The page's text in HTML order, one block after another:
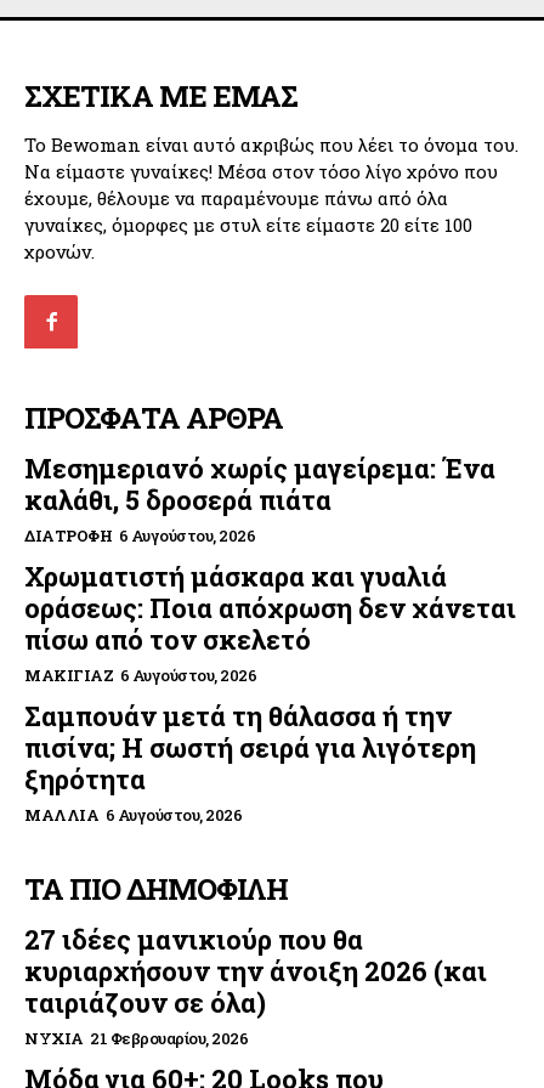
ΣΧΕΤΙΚΑ ΜΕ ΕΜΑΣ
Το Bewoman είναι αυτό ακριβώς που λέει το όνομα του.
Να είμαστε γυναίκες! Μέσα στον τόσο λίγο χρόνο που
έχουμε, θέλουμε να παραμένουμε πάνω από όλα
γυναίκες, όμορφες με στυλ είτε είμαστε 20 είτε 100
χρονών.
ΠΡΟΣΦΑΤΑ ΑΡΘΡΑ
Μεσημεριανό χωρίς μαγείρεμα: Ένα
καλάθι, 5 δροσερά πιάτα
ΔΙΑΤΡΟΦΉ 6 Αυγούστου, 2026
Χρωματιστή μάσκαρα και γυαλιά
οράσεως: Ποια απόχρωση δεν χάνεται
πίσω από τον σκελετό
ΜΑΚΙΓΙΆΖ 6 Αυγούστου, 2026
Σαμπουάν μετά τη θάλασσα ή την
πισίνα; Η σωστή σειρά για λιγότερη
ξηρότητα
ΜΑΛΛΙΆ 6 Αυγούστου, 2026
ΤΑ ΠΙΟ ΔΗΜΟΦΙΛΗ
27 ιδέες μανικιούρ που θα
κυριαρχήσουν την άνοιξη 2026 (και
ταιριάζουν σε όλα)
ΝΎΧΙΑ 21 Φεβρουαρίου, 2026
Μόδα για 60+: 20 Looks που